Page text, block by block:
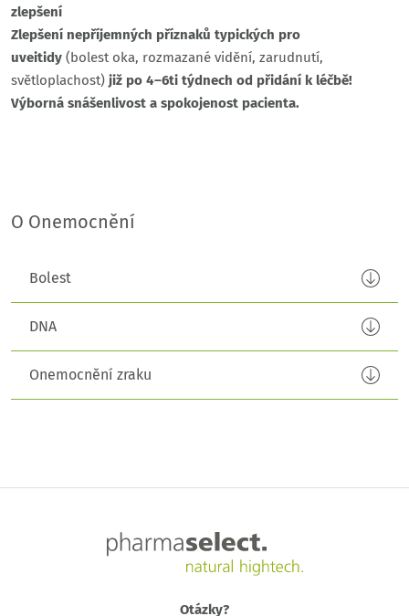
zlepšení
Zlepšení nepříjemných příznaků typických pro
uveitidy (bolest oka, rozmazané vidění, zarudnutí,
světloplachost) již po 4–6ti týdnech od přidání k léčbě!
Výborná snášenlivost a spokojenost pacienta.
O Onemocnění
Bolest
DNA
Onemocnění zraku
Otázky?